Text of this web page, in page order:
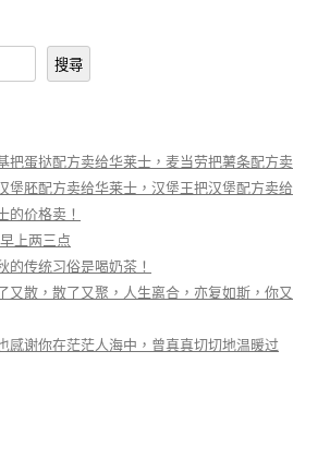
搜尋
把蛋挞配方卖给华莱士，麦当劳把薯条配方卖
堡胚配方卖给华莱士，汉堡王把汉堡配方卖给
的价格卖！
上两三点
的传统习俗是喝奶茶！
又散，散了又聚，人生离合，亦复如斯，你又
感谢你在茫茫人海中，曾真真切切地温暖过